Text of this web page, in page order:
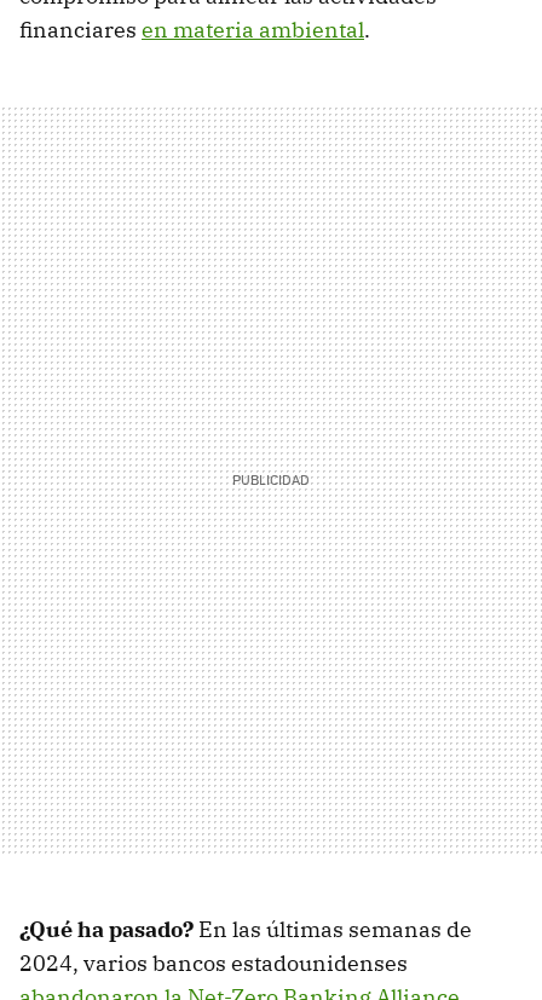
financiares en materia ambiental.
¿Qué ha pasado? En las últimas semanas de
2024, varios bancos estadounidenses